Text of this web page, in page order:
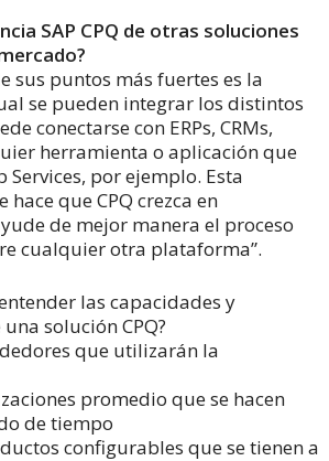
SAP CPQ de otras soluciones
sus puntos más fuertes es la
se pueden integrar los distintos
conectarse con ERPs, CRMs,
herramienta o aplicación que
Services, por ejemplo. Esta
que CPQ crezca en
de mejor manera el proceso
cualquier otra plataforma”.
las capacidades y
solución CPQ?
que utilizarán la
promedio que se hacen
de tiempo
configurables que se tienen a